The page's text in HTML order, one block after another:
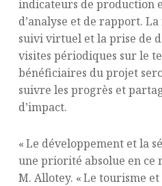
indicateurs de production
d’analyse et de rapport.
suivi virtuel et la prise de
visites périodiques sur le
bénéficiaires du projet
suivre les progrès et
d’impact.
« Le développement et la
une priorité absolue en ce
M. Allotey. « Le tourisme